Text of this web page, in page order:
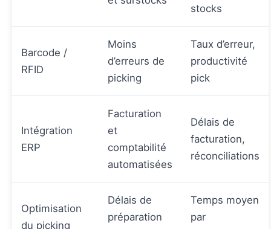
stocks
Barcode /
RFID
Moins
d’erreurs de
picking
Taux d’erreur,
productivité
pick
Intégration
ERP
Facturation
et
comptabilité
automatisées
Délais de
facturation,
réconciliations
Optimisation
du picking
Délais de
préparation
Temps moyen
par